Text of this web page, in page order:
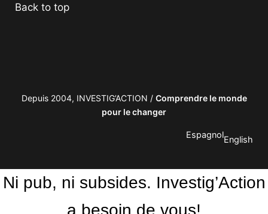
Back to top
Depuis 2004, INVESTIG’ACTION / Comprendre le monde
pour le changer
EspagnolEnglish
Ni pub, ni subsides. Investig’Action
a besoin de vous!